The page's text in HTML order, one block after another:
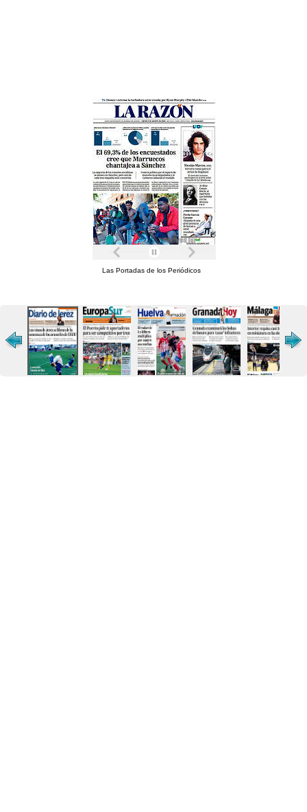
Las Portadas de los Periódicos